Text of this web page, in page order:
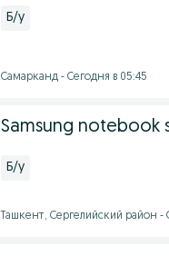
Б/у
Самарканд - Сегодня в 05:45
Samsung notebook
Б/у
Ташкент, Сергелийский район -